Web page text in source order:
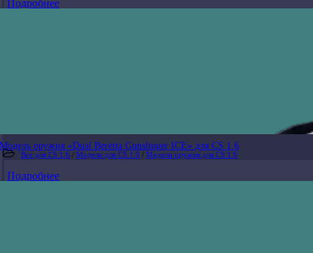
Подробнее
Модель оружия «Dual Beretta Gunslinger ICE» для CS 1.6
Все для CS 1.6 / Модели для CS 1.6 / Модели оружия для CS 1.6
Подробнее